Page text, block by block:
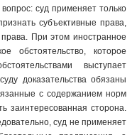
суд применяет только
субъективные права,
При этом иностранное
обстоятельство, которое
выступает
доказательства обязаны
с содержанием норм
заинтересованная сторона.
суд не применяет